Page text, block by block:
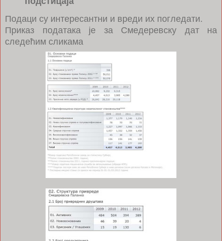
Подаци су интересантни и вреди их погледати.
Приказ података је за Смедеревску дат на
следећим сликама